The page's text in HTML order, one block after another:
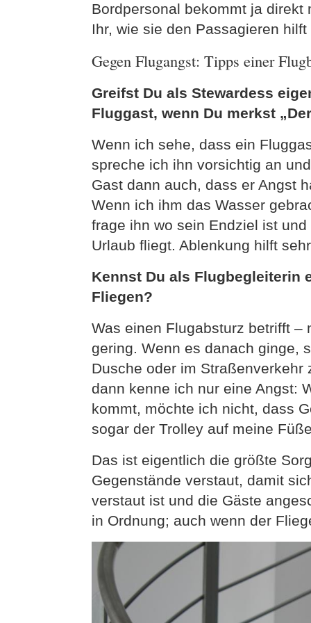
Bordpersonal bekommt ja
Ihr, wie sie den Passagieren
Gegen Flugangst: Tipps einer
Greifst Du als Stewardess
Fluggast, wenn Du merkst
Wenn ich sehe, dass ein
spreche ich ihn vorsichtig an
Gast dann auch, dass er Angst
Wenn ich ihm das Wasser
frage ihn wo sein Endziel ist
Urlaub fliegt. Ablenkung hilft
Kennst Du als Flugbegleiterin
Fliegen?
Was einen Flugabsturz betrifft –
gering. Wenn es danach ginge,
Dusche oder im
dann kenne ich nur eine Angst:
kommt, möchte ich nicht, dass
sogar der Trolley auf meine
Das ist eigentlich die größte
Gegenstände verstaut, damit
verstaut ist und die Gäste
in Ordnung; auch wenn der